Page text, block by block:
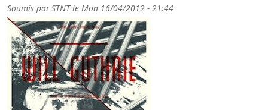
Soumis parSTNTle Mon 16/04/2012 - 21:44